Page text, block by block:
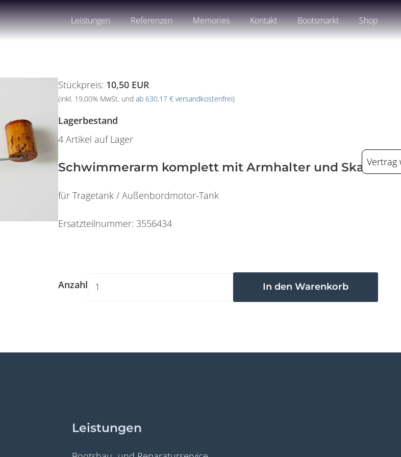
Leistungen Referenzen Memories Kontakt Bootsmarkt Shop
Stückpreis: 10,50 EUR
(inkl. 19,00% MwSt. und ab 630,17 € versandkostenfrei)
Lagerbestand
4 Artikel auf Lager
Schwimmerarm komplett mit Armhalter und Skala
für Tragetank / Außenbordmotor-Tank
Ersatzteilnummer: 3556434
Anzahl
Leistungen
Vertrag
Widerrufsformular